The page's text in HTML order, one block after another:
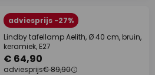
adviesprijs -27%
Lindby tafellamp Aelith, Ø 40 cm, bruin,
keramiek, E27
€ 64,90
adviesprijs€ 89,90